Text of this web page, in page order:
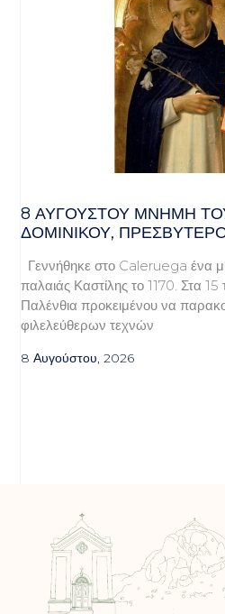
8 ΑΥΓΟΥΣΤΟΥ ΜΝΗΜΗ
ΔΟΜΙΝΙΚΟΥ,
Γεννήθηκε στο Caleruega ένα
παλαιάς Καστίλης το 1170. Στα 15
Παλένθια προκειμένου να
φιλελεύθερων τεχνών
8 Αυγούστου, 2026